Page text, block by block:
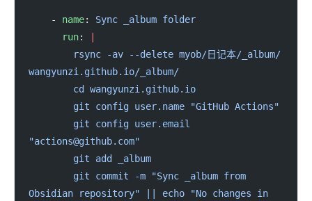
    -
name: Sync _album folder
      run
:
wangyunzi.github.io/_album/
        cd wangyunzi.github.io
        git config user.name "GitHub Actions"
"actions@github.com"
        git add _album
Obsidian repository" || echo "No changes in